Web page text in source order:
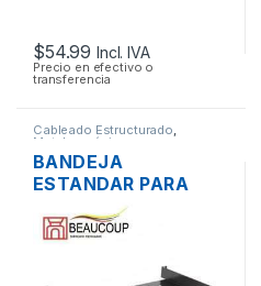
$54.99 Incl. IVA
Precio en efectivo o
transferencia
Cableado Estructurado,
Metalmecánicos
BANDEJA
ESTANDAR PARA
RACK 19″ 1UR
BEAUCOUP I-1106